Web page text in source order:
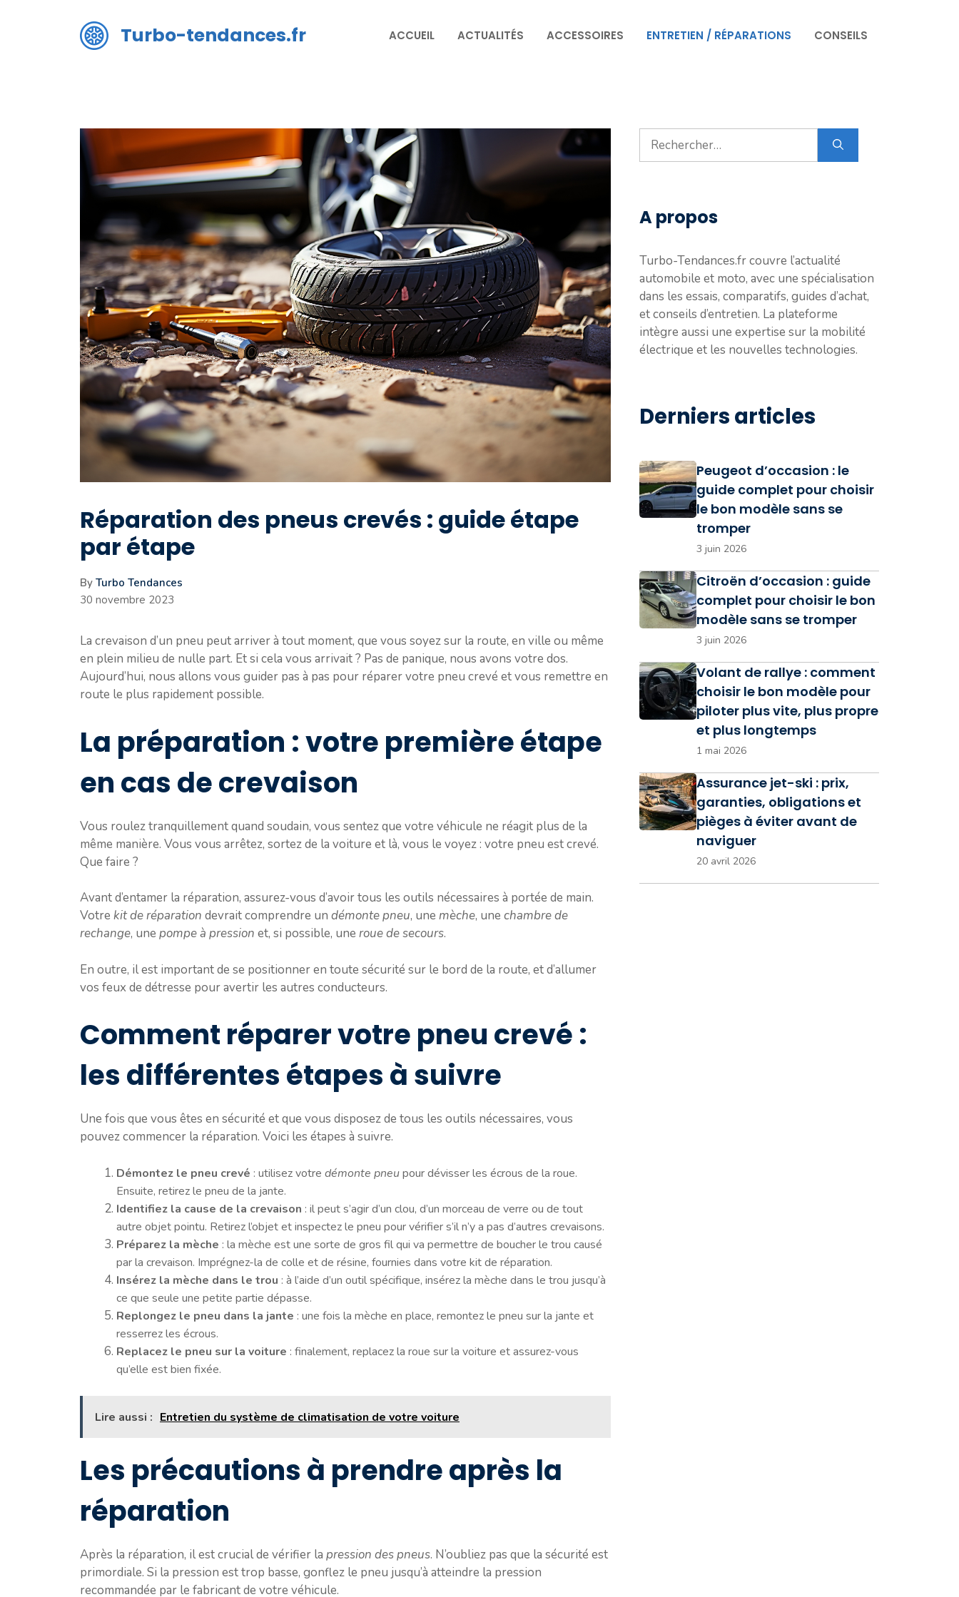
Turbo-tendances.fr ACCUEIL ACTUALITÉS ACCESSOIRES ENTRETIEN / RÉPARATIONS CONSEILS
Réparation des pneus crevés : guide étape
par étape
By Turbo Tendances
30 novembre 2023
La crevaison d’un pneu peut arriver à tout moment, que vous soyez sur la route, en ville ou même
en plein milieu de nulle part. Et si cela vous arrivait ? Pas de panique, nous avons votre dos.
Aujourd’hui, nous allons vous guider pas à pas pour réparer votre pneu crevé et vous remettre en
route le plus rapidement possible.
La préparation : votre première étape
en cas de crevaison
Vous roulez tranquillement quand soudain, vous sentez que votre véhicule ne réagit plus de la
même manière. Vous vous arrêtez, sortez de la voiture et là, vous le voyez : votre pneu est crevé.
Que faire ?
Avant d’entamer la réparation, assurez-vous d’avoir tous les outils nécessaires à portée de main.
Votre kit de réparation devrait comprendre un démonte pneu, une mèche, une chambre de
rechange, une pompe à pression et, si possible, une roue de secours.
En outre, il est important de se positionner en toute sécurité sur le bord de la route, et d’allumer
vos feux de détresse pour avertir les autres conducteurs.
Comment réparer votre pneu crevé :
les différentes étapes à suivre
Une fois que vous êtes en sécurité et que vous disposez de tous les outils nécessaires, vous
pouvez commencer la réparation. Voici les étapes à suivre.
Démontez le pneu crevé : utilisez votre démonte pneupour dévisser les écrous de la roue.
Ensuite, retirez le pneu de la jante.
Identifiez la cause de la crevaison : il peut s’agir d’un clou, d’un morceau de verre ou de tout
autre objet pointu. Retirez l’objet et inspectez le pneu pour vérifier s’il n’y a pas d’autres crevaisons.
Préparez la mèche : la mèche est une sorte de gros fil qui va permettre de boucher le trou causé
par la crevaison. Imprégnez-la de colle et de résine, fournies dans votre kit de réparation.
Insérez la mèche dans le trou : à l’aide d’un outil spécifique, insérez la mèche dans le trou jusqu’à
ce que seule une petite partie dépasse.
Replongez le pneu dans la jante : une fois la mèche en place, remontez le pneu sur la jante et
resserrez les écrous.
Replacez le pneu sur la voiture : finalement, replacez la roue sur la voiture et assurez-vous
qu’elle est bien fixée.
Lire aussi : Entretien du système de climatisation de votre voiture
Les précautions à prendre après la
réparation
Après la réparation, il est crucial de vérifier la pression des pneus. N’oubliez pas que la sécurité est
primordiale. Si la pression est trop basse, gonflez le pneu jusqu’à atteindre la pression
recommandée par le fabricant de votre véhicule.
Rechercher :
A propos
Turbo-Tendances.fr couvre l’actualité
automobile et moto, avec une spécialisation
dans les essais, comparatifs, guides d’achat,
et conseils d’entretien. La plateforme
intègre aussi une expertise sur la mobilité
électrique et les nouvelles technologies.
Derniers articles
Peugeot d’occasion : le
guide complet pour choisir
le bon modèle sans se
tromper
3 juin 2026
Citroën d’occasion : guide
complet pour choisir le bon
modèle sans se tromper
3 juin 2026
Volant de rallye : comment
choisir le bon modèle pour
piloter plus vite, plus propre
et plus longtemps
1 mai 2026
Assurance jet-ski : prix,
garanties, obligations et
pièges à éviter avant de
naviguer
20 avril 2026